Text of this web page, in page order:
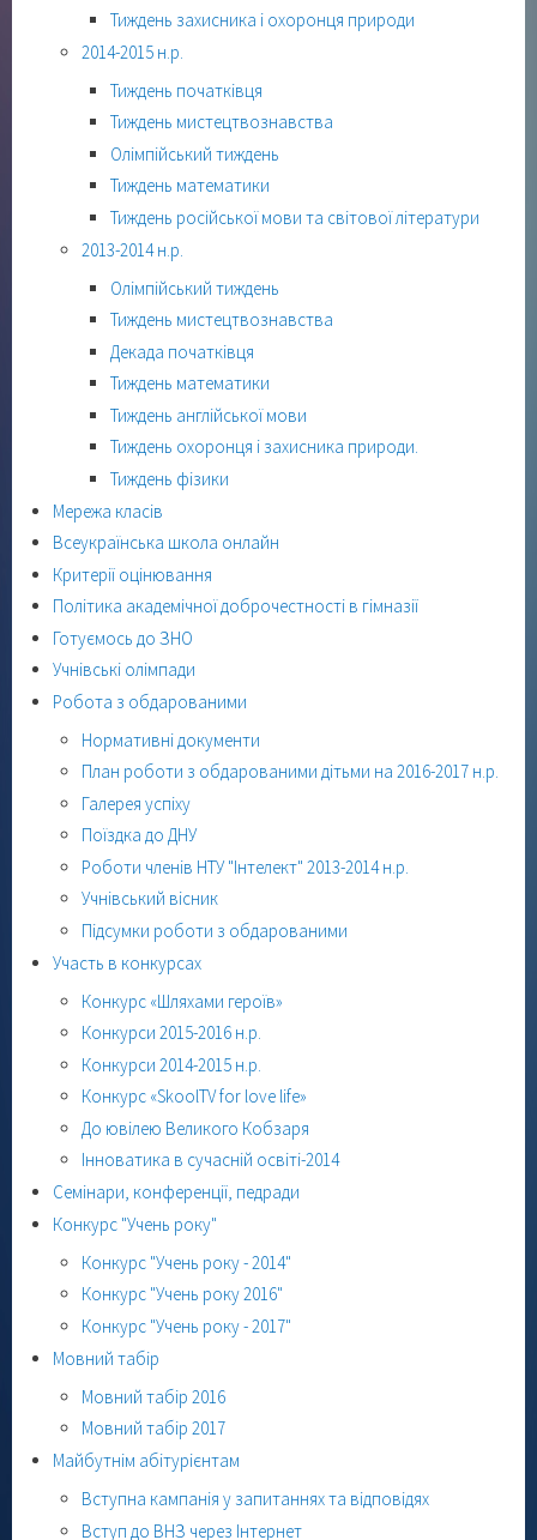
Тиждень захисника і охоронця природи
2014-2015 н.р.
Тиждень початківця
Тиждень мистецтвознавства
Олімпійський тиждень
Тиждень математики
Тиждень російської мови та світової літератури
2013-2014 н.р.
Олімпійський тиждень
Тиждень мистецтвознавства
Декада початківця
Тиждень математики
Тиждень англійської мови
Тиждень охоронця і захисника природи.
Тиждень фізики
Мережа класів
Всеукраїнська школа онлайн
Критерії оцінювання
Політика академічної доброчестності в гімназії
Готуємось до ЗНО
Учнівські олімпади
Робота з обдарованими
Нормативні документи
План роботи з обдарованими дітьми на 2016-2017 н.р.
Галерея успіху
Поїздка до ДНУ
Роботи членів НТУ "Інтелект" 2013-2014 н.р.
Учнівський вісник
Підсумки роботи з обдарованими
Участь в конкурсах
Конкурс «Шляхами героїв»
Конкурси 2015-2016 н.р.
Конкурси 2014-2015 н.р.
Конкурс «SkoolTV for love life»
До ювілею Великого Кобзаря
Інноватика в сучасній освіті-2014
Семінари, конференції, педради
Конкурс "Учень року"
Конкурс "Учень року - 2014"
Конкурс "Учень року 2016"
Конкурс "Учень року - 2017"
Мовний табір
Мовний табір 2016
Мовний табір 2017
Майбутнім абітурієнтам
Вступна кампанія у запитаннях та відповідях
Вступ до ВНЗ через Інтернет